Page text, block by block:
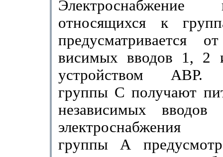
Электроснабже­ние
относящихся к
предусматривается
висимых вводов 1,
устройством АВР.
группы С получа­ют
независимых
электроснабжения
группы А